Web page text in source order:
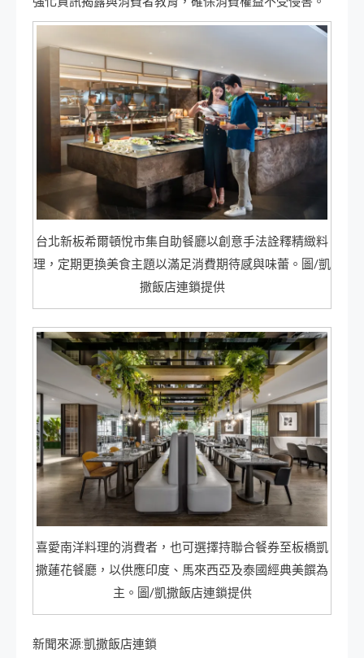
台北新板希爾頓悅市集自助餐廳以創意手法詮釋精緻料
理，定期更換美食主題以滿足消費期待感與味蕾。圖/凱
撒飯店連鎖提供
喜愛南洋料理的消費者，也可選擇持聯合餐券至板橋凱
撒蓮花餐廳，以供應印度、馬來西亞及泰國經典美饌為
主。圖/凱撒飯店連鎖提供
新聞來源:凱撒飯店連鎖